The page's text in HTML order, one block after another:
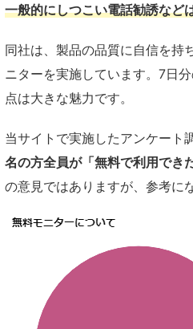
一般的にしつこい電話勧誘など
同社は、製品の品質に自信を持
ニターを実施しています。7日
点は大きな魅力です。
当サイトで実施したアンケー
名の方全員が「無料で利用でき
の意見ではありますが、参考に